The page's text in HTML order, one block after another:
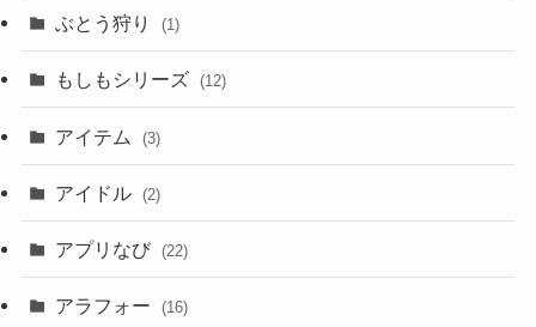
ぶとう狩り (1)
もしもシリーズ (12)
アイテム (3)
アイドル (2)
アプリなび (22)
アラフォー (16)